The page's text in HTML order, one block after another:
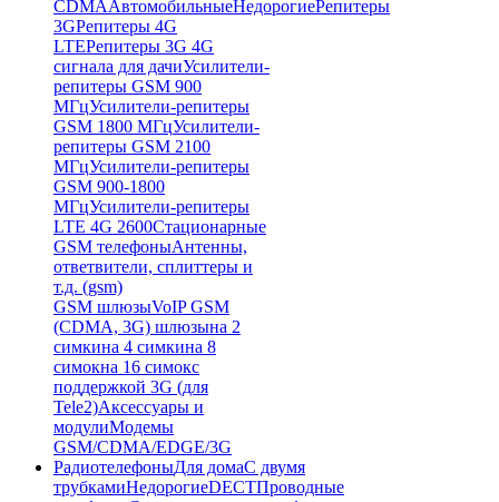
CDMAАвтомобильныеНедорогиеРепитеры
3GРепитеры 4G
LTEРепитеры 3G 4G
сигнала для дачиУсилители-
репитеры GSM 900
МГцУсилители-репитеры
GSM 1800 МГцУсилители-
репитеры GSM 2100
МГцУсилители-репитеры
GSM 900-1800
МГцУсилители-репитеры
LTE 4G 2600Стационарные
GSM телефоныАнтенны,
ответвители, сплиттеры и
т.д. (gsm)
GSM шлюзыVoIP GSM
(CDMA, 3G) шлюзына 2
симкина 4 симкина 8
симокна 16 симокс
поддержкой 3G (для
Tele2)Аксессуары и
модулиМодемы
GSM/CDMA/EDGE/3G
РадиотелефоныДля домаС двумя
трубкамиНедорогиеDECTПроводные